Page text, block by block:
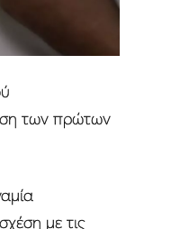
των πρώτων
με τις